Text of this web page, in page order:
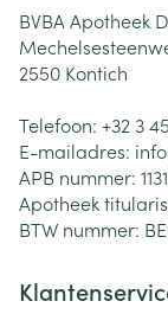
BVBA Apotheek
2550 Kontich
Telefoon: +32 3
E-mailadres:
APB nummer:
Apotheek
BTW nummer: